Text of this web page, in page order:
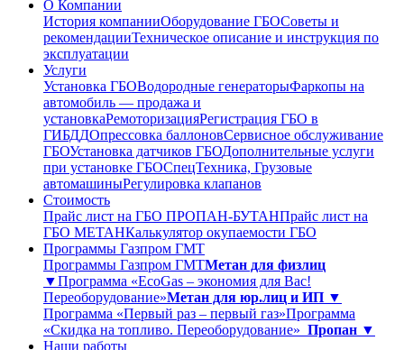
О Компании
История компанииОборудование ГБОСоветы и
рекомендацииТехническое описание и инструкция по
эксплуатации
Услуги
Установка ГБОВодородные генераторыФаркопы на
автомобиль — продажа и
установкаРемоторизацияРегистрация ГБО в
ГИБДДОпрессовка баллоновСервисное обслуживание
ГБОУстановка датчиков ГБОДополнительные услуги
при установке ГБОСпецТехника, Грузовые
автомашиныРегулировка клапанов
Стоимость
Прайс лист на ГБО ПРОПАН-БУТАНПрайс лист на
ГБО МЕТАНКалькулятор окупаемости ГБО
Программы Газпром ГМТ
Программы Газпром ГМТМетан для физлиц
▼Программа «EcoGas – экономия для Вас!
Переоборудование»Метан для юр.лиц и ИП ▼
Программа «Первый раз – первый газ»Программа
«Скидка на топливо. Переоборудование» Пропан ▼
Наши работы